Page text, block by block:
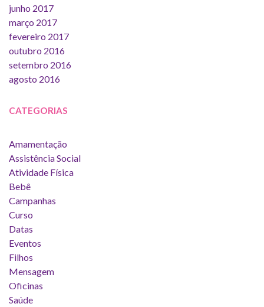
junho 2017
março 2017
fevereiro 2017
outubro 2016
setembro 2016
agosto 2016
CATEGORIAS
Amamentação
Assistência Social
Atividade Física
Bebê
Campanhas
Curso
Datas
Eventos
Filhos
Mensagem
Oficinas
Saúde